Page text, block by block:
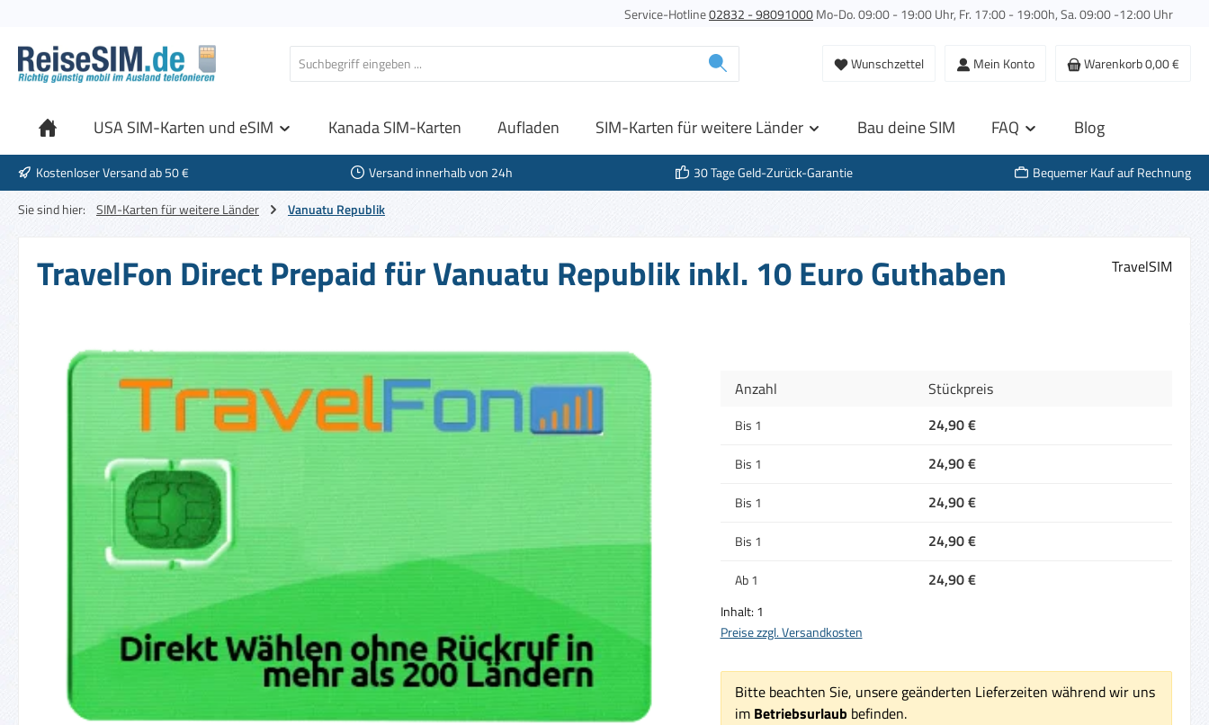
Service-Hotline02832 - 98091000Mo-Do. 09:00 - 19:00 Uhr, Fr. 17:00 - 19:00h, Sa. 09:00 -12:00 Uhr
Wunschzettel Mein Konto Warenkorb0,00 €
USA SIM-Karten und eSIM Kanada SIM-Karten Aufladen SIM-Karten für weitere Länder Bau deine SIM FAQ Blog
Kostenloser Versand ab 50 € Versand innerhalb von 24h 30 Tage Geld-Zurück-Garantie
Bequemer Kauf auf Rechnung
Sie sind hier:
SIM-Karten für weitere Länder Vanuatu Republik
TravelFon Direct Prepaid für Vanuatu Republik inkl. 10 Euro Guthaben TravelSIM
Bildergalerie überspringen
Anzahl
Stückpreis
Bis 1 24,90 €
Bis 1 24,90 €
Bis 1 24,90 €
Bis 1 24,90 €
Ab1 24,90 €
Inhalt: 1
Preise zzgl. Versandkosten
Bitte beachten Sie, unsere geänderten Lieferzeiten während wir uns
im Betriebsurlaub befinden.